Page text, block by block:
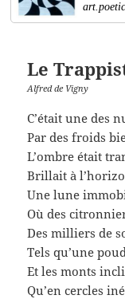
Le
Alfred de Vigny
C’était une des
Par des froids
L’ombre était
Brillait à
Une lune
Où des
Des milliers de
Tels qu’une
Et les monts
Qu’en cercles